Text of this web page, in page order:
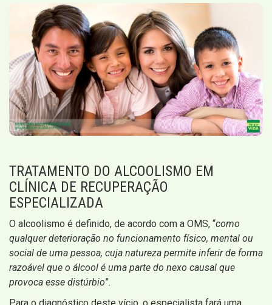
TRATAMENTO DO ALCOOLISMO EM
CLÍNICA DE RECUPERAÇÃO
ESPECIALIZADA
O alcoolismo é definido, de acordo com a OMS, “como
qualquer deterioração no funcionamento físico, mental ou
social de uma pessoa, cuja natureza permite inferir de forma
razoável que o álcool é uma parte do nexo causal que
provoca esse distúrbio”.